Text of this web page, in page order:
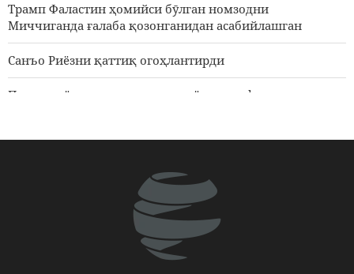
Трамп Фаластин ҳомийси бӯлган номзодни
Миччиганда ғалаба қозонганидан асабийлашган
Санъо Риёзни қаттиқ огоҳлантирди
Пизишкиён: музокаралар жараёнидаги фаластинлик
АҚШ вариантларини натижасиз қолиши хусусида Ню-
йорк таймснинг ривояти; Теҳрон Вашингтон
қаршисида орқага чекинмади, Вашингтон орқага